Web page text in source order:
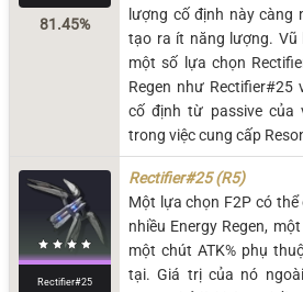
81.45%
lượng cố định này càng
tạo ra ít năng lượng. Vũ
một số lựa chọn
Regen như
cố định từ passive của
trong việc cung cấp
Rectifier#25
Rectifier#25 (R5)
Một lựa chọn F2P có
nhiều Energy Regen,
một chút ATK% phụ
tại. Giá trị của nó